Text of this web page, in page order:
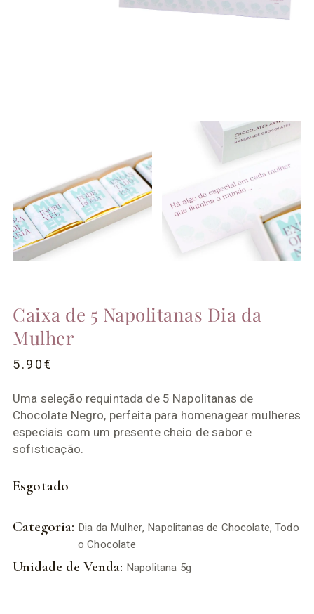
Caixa de 5 Napolitanas Dia da
Mulher
5.90€
Uma seleção requintada de 5 Napolitanas de
Chocolate Negro, perfeita para homenagear mulheres
especiais com um presente cheio de sabor e
sofisticação.
Esgotado
Categoria: Dia da Mulher, Napolitanas de Chocolate,Todo
o Chocolate
Unidade de Venda: Napolitana 5g